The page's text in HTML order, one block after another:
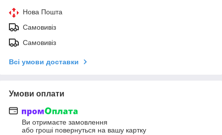
Нова Пошта
Самовивіз
Самовивіз
Всі умови доставки
Умови оплати
Ви отримаєте замовлення
або гроші повернуться на вашу картку